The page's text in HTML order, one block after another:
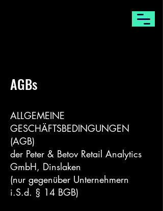
AGBs
ALLGEMEINE
GESCHÄFTSBEDINGUNGEN
(AGB)
der Peter & Betov Retail Analytics
GmbH, Dinslaken
(nur gegenüber Unternehmern
i.S.d. § 14 BGB)